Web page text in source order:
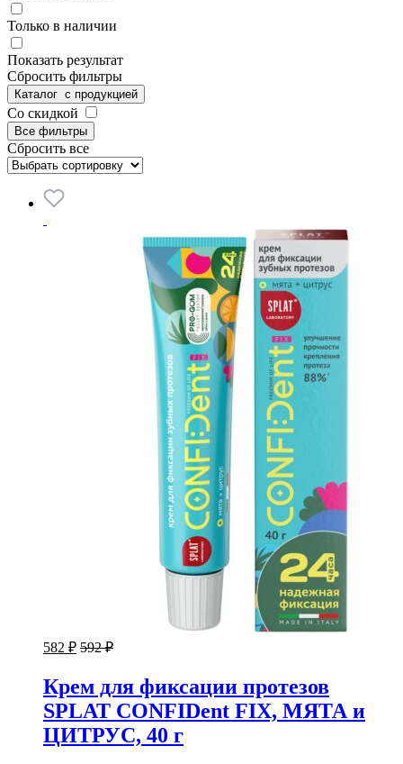
Только в наличии
Показать результат
Сбросить фильтры
Каталог с продукцией
Со скидкой
Все фильтры
Сбросить все
582 ₽ 592₽
Крем для фиксации протезов
SPLAT CONFIDent FIX, МЯТА и
ЦИТРУС, 40 г